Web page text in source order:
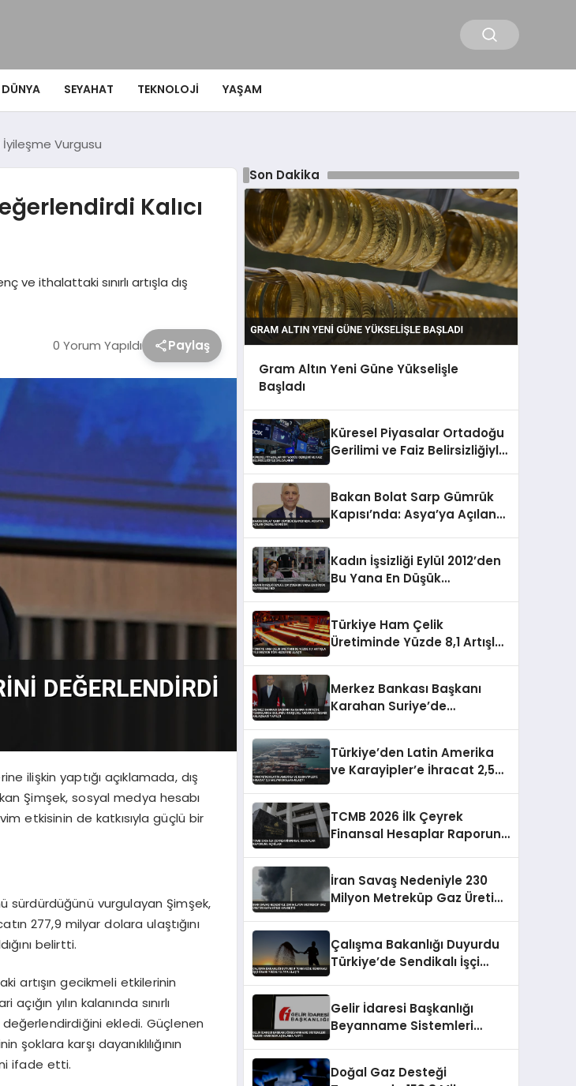
DÜNYA SEYAHAT TEKNOLOJI YAŞAM
İyileşme Vurgusu
Kalıcı
ve ithalattaki sınırlı artışla dış
0 Yorum Yapıldı Paylaş
ilişkin yaptığı açıklamada, dış
Şimşek, sosyal medya hesabı
etkisinin de katkısıyla güçlü bir
sürdürdüğünü vurgulayan Şimşek,
277,9 milyar dolara ulaştığını
belirtti.
artışın gecikmeli etkilerinin
yılın kalanında sınırlı
ekledi. Güçlenen
karşı dayanıklılığının
ifade etti.
Son Dakika
Gram Altın Yeni Güne Yükselişle
Başladı
Küresel Piyasalar Ortadoğu
Gerilimi ve Faiz Belirsizliğiyle
Bakan Bolat Sarp Gümrük
Kapısı’nda: Asya’ya Açılan
Kadın İşsizliği Eylül 2012’den
Bu Yana En Düşük
Türkiye Ham Çelik
Üretiminde Yüzde 8,1 Artışla
Merkez Bankası Başkanı
Karahan Suriye’de
Anlaşması Yapıldı
Türkiye’den Latin Amerika
ve Karayipler’e İhracat 2,5
TCMB 2026 İlk Çeyrek
Finansal Hesaplar Raporunu
İran Savaş Nedeniyle 230
Milyon Metreküp Gaz Üretim
Çalışma Bakanlığı Duyurdu
Türkiye’de Sendikalı İşçi
Gelir İdaresi Başkanlığı
Beyanname Sistemleri
Doğal Gaz Desteği